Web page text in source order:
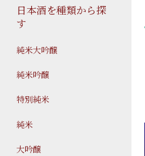
日本酒を種類から探
す
純米大吟醸
純米吟醸
特別純米
純米
大吟醸